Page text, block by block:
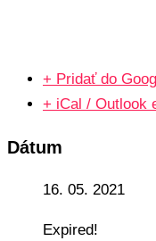
+ Pridať do
+ iCal / Outlook
Dátum
16. 05. 2021
Expired!